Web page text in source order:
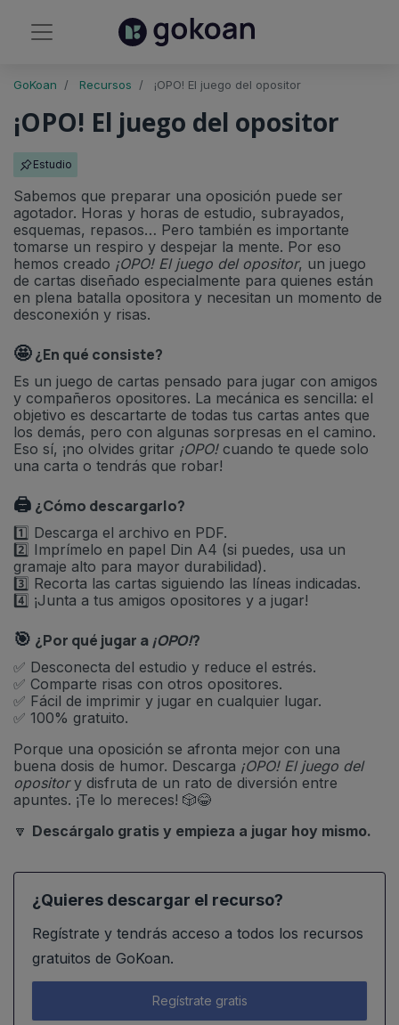
GoKoan Recursos ¡OPO! El juego del opositor
¡OPO! El juego del opositor
Estudio
Sabemos que preparar una oposición puede ser
agotador. Horas y horas de estudio, subrayados,
esquemas, repasos… Pero también es importante
tomarse un respiro y despejar la mente. Por eso
hemos creado ¡OPO! El juego del opositor, un juego
de cartas diseñado especialmente para quienes están
en plena batalla opositora y necesitan un momento de
desconexión y risas.
🤩¿En qué consiste?
Es un juego de cartas pensado para jugar con amigos
y compañeros opositores. La mecánica es sencilla: el
objetivo es descartarte de todas tus cartas antes que
los demás, pero con algunas sorpresas en el camino.
Eso sí, ¡no olvides gritar ¡OPO!cuando te quede solo
una carta o tendrás que robar!
🖨️ ¿Cómo descargarlo?
1️⃣ Descarga el archivo en PDF.
2️⃣ Imprímelo en papel Din A4 (si puedes, usa un
gramaje alto para mayor durabilidad).
3️⃣ Recorta las cartas siguiendo las líneas indicadas.
4️⃣ ¡Junta a tus amigos opositores y a jugar!
🎯 ¿Por qué jugar a ¡OPO!?
✅ Desconecta del estudio y reduce el estrés.
✅ Comparte risas con otros opositores.
✅ Fácil de imprimir y jugar en cualquier lugar.
✅ 100% gratuito.
Porque una oposición se afronta mejor con una
buena dosis de humor. Descarga ¡OPO! El juego del
opository disfruta de un rato de diversión entre
apuntes. ¡Te lo mereces! 🎲😂
🔽 Descárgalo gratis y empieza a jugar hoy mismo.
¿Quieres descargar el recurso?
Regístrate y tendrás acceso a todos los recursos
gratuitos de GoKoan.
Regístrate gratis